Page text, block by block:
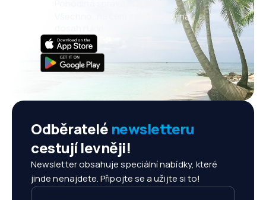
Všechno, na čem záleží, vždy na
Odběratelé newsletteru
cestují levněji!
Newsletter obsahuje speciální nabídky, které
jinde nenajdete. Připojte se a užijte si to!
Vaše e-mailová adresa